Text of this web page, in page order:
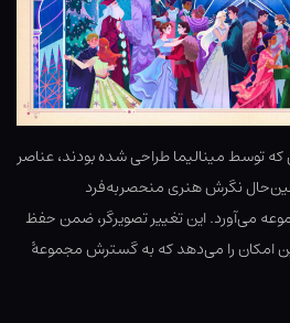
توسط مینالیما طراحی شده بودند، عناصر
نگرش هنری منحصربه‌فرد
می‌آورد. این تغییر تصویرگر، ضمن حفظ
امکان را می‌دهد که به گسترش مجموعهٔ